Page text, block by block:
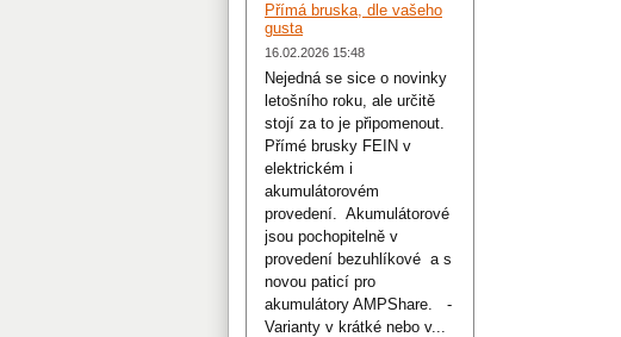
Přímá bruska, dle vašeho
gusta
16.02.2026 15:48
Nejedná se sice o novinky
letošního roku, ale určitě
stojí za to je připomenout.
Přímé brusky FEIN v
elektrickém i
akumulátorovém
provedení. Akumulátorové
jsou pochopitelně v
provedení bezuhlíkové a s
novou paticí pro
akumulátory AMPShare. -
Varianty v krátké nebo v...